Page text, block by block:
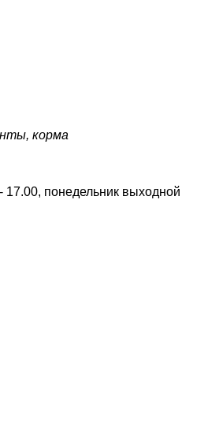
корма
17.00, понедельник выходной